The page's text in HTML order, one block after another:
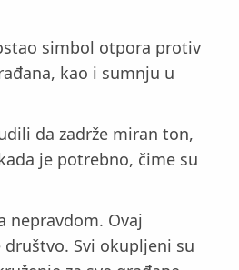
simbol otpora protiv
kao i sumnju u
da zadrže miran ton,
je potrebno, čime su
nepravdom. Ovaj
Svi okupljeni su